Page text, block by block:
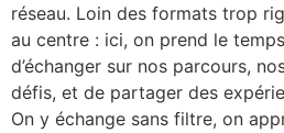
réseau. Loin des formats trop
au centre : ici, on prend le
d’échanger sur nos parcours,
défis, et de partager des
On y échange sans filtre, on